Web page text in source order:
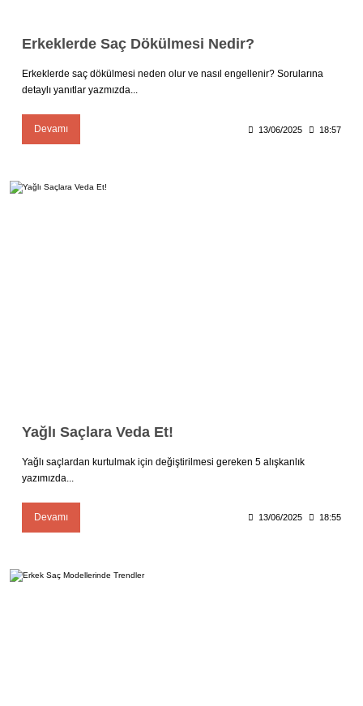
Erkeklerde Saç Dökülmesi Nedir?
Erkeklerde saç dökülmesi neden olur ve nasıl engellenir? Sorularına
detaylı yanıtlar yazmızda...
Devamı 13/06/2025 18:57
Yağlı Saçlara Veda Et!
Yağlı saçlardan kurtulmak için değiştirilmesi gereken 5 alışkanlık
yazımızda...
Devamı 13/06/2025 18:55